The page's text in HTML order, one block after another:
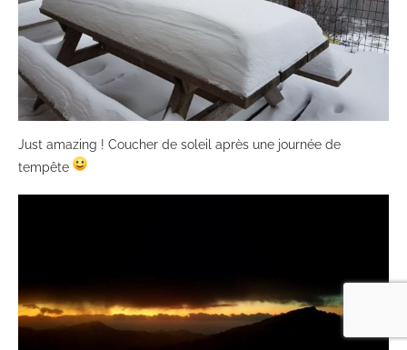
Just amazing ! Coucher de soleil après une journée de
tempête